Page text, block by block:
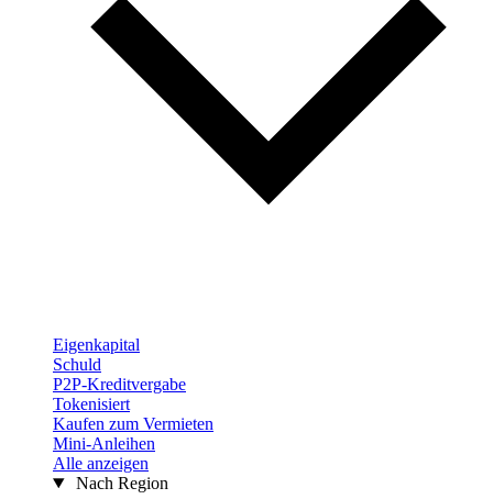
Eigenkapital
Schuld
P2P-Kreditvergabe
Tokenisiert
Kaufen zum Vermieten
Mini-Anleihen
Alle anzeigen
Nach Region